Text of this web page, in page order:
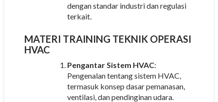
dengan standar industri dan regulasi
terkait.
MATERI TRAINING TEKNIK OPERASI
HVAC
Pengantar Sistem HVAC:
Pengenalan tentang sistem HVAC,
termasuk konsep dasar pemanasan,
ventilasi, dan pendinginan udara.